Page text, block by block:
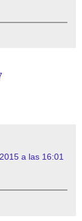
a las 16:01